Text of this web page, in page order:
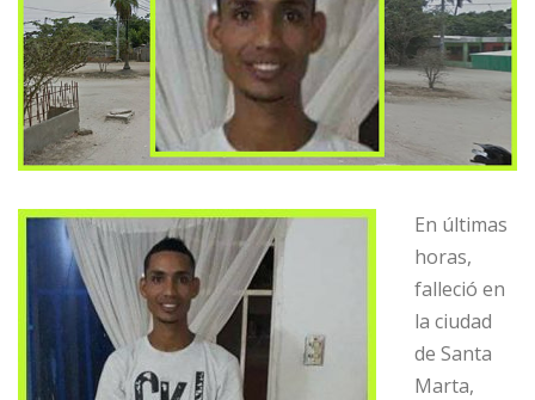
En últimas
horas,
falleció en
la ciudad
de Santa
Marta,